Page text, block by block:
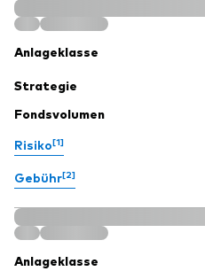
Anlageklasse
Strategie
Fondsvolumen
Risiko[1]
Gebühr[2]
Anlageklasse